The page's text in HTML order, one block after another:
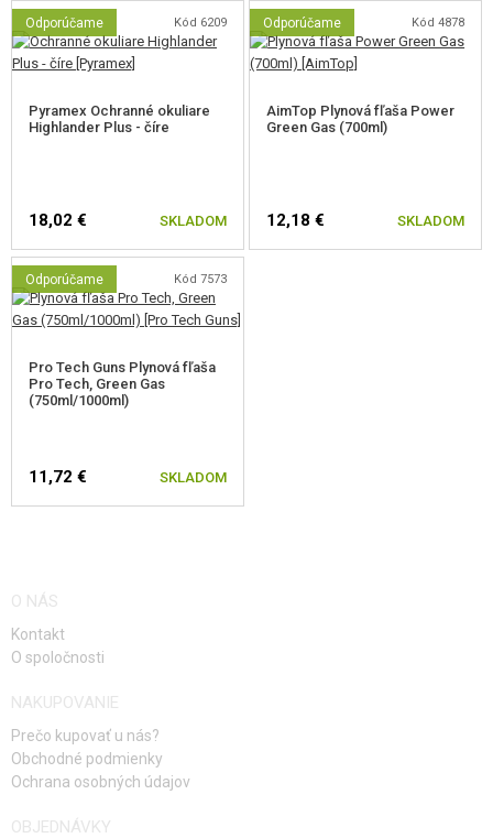
Odporúčame Kód 6209
Pyramex Ochranné okuliare
Highlander Plus - číre
18,02 € SKLADOM
Odporúčame Kód 4878
AimTop Plynová fľaša Power
Green Gas (700ml)
12,18 € SKLADOM
Odporúčame Kód 7573
Pro Tech Guns Plynová fľaša
Pro Tech, Green Gas
(750ml/1000ml)
11,72 € SKLADOM
O NÁS
Kontakt
O spoločnosti
NAKUPOVANIE
Prečo kupovať u nás?
Obchodné podmienky
Ochrana osobných údajov
OBJEDNÁVKY